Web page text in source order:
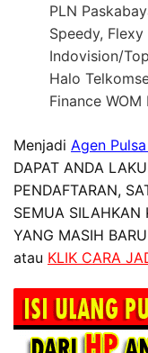
PLN
Speedy,
Indovision/
Halo
Finance
Menjadi Agen
DAPAT ANDA
PENDAFTARAN,
SEMUA SILAHKAN
YANG MASIH
atau KLIK CARA